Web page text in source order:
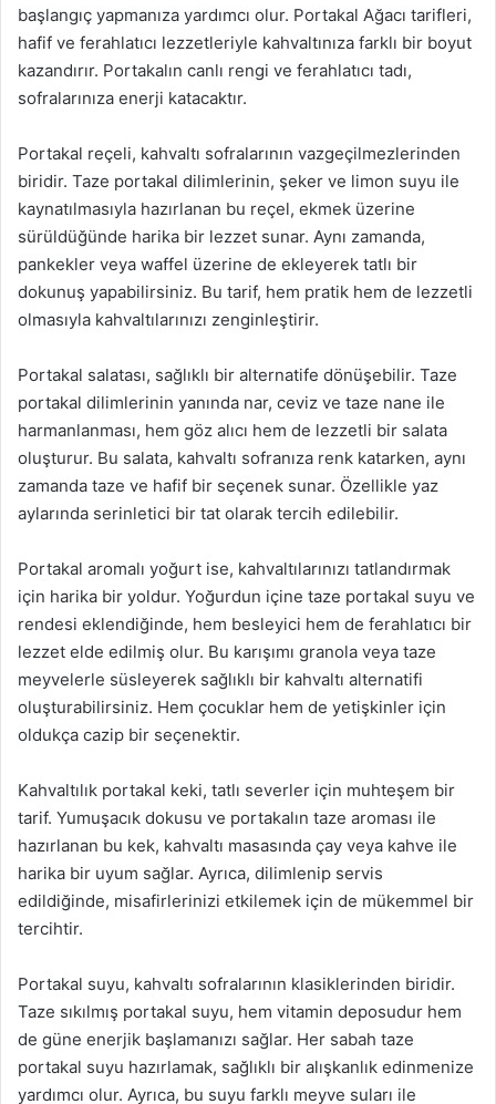
başlangıç yapmanıza yardımcı olur. Portakal Ağacı tarifleri,
hafif ve ferahlatıcı lezzetleriyle kahvaltınıza farklı bir boyut
kazandırır. Portakalın canlı rengi ve ferahlatıcı tadı,
sofralarınıza enerji katacaktır.
Portakal reçeli, kahvaltı sofralarının vazgeçilmezlerinden
biridir. Taze portakal dilimlerinin, şeker ve limon suyu ile
kaynatılmasıyla hazırlanan bu reçel, ekmek üzerine
sürüldüğünde harika bir lezzet sunar. Aynı zamanda,
pankekler veya waffel üzerine de ekleyerek tatlı bir
dokunuş yapabilirsiniz. Bu tarif, hem pratik hem de lezzetli
olmasıyla kahvaltılarınızı zenginleştirir.
Portakal salatası, sağlıklı bir alternatife dönüşebilir. Taze
portakal dilimlerinin yanında nar, ceviz ve taze nane ile
harmanlanması, hem göz alıcı hem de lezzetli bir salata
oluşturur. Bu salata, kahvaltı sofranıza renk katarken, aynı
zamanda taze ve hafif bir seçenek sunar. Özellikle yaz
aylarında serinletici bir tat olarak tercih edilebilir.
Portakal aromalı yoğurt ise, kahvaltılarınızı tatlandırmak
için harika bir yoldur. Yoğurdun içine taze portakal suyu ve
rendesi eklendiğinde, hem besleyici hem de ferahlatıcı bir
lezzet elde edilmiş olur. Bu karışımı granola veya taze
meyvelerle süsleyerek sağlıklı bir kahvaltı alternatifi
oluşturabilirsiniz. Hem çocuklar hem de yetişkinler için
oldukça cazip bir seçenektir.
Kahvaltılık portakal keki, tatlı severler için muhteşem bir
tarif. Yumuşacık dokusu ve portakalın taze aroması ile
hazırlanan bu kek, kahvaltı masasında çay veya kahve ile
harika bir uyum sağlar. Ayrıca, dilimlenip servis
edildiğinde, misafirlerinizi etkilemek için de mükemmel bir
tercihtir.
Portakal suyu, kahvaltı sofralarının klasiklerinden biridir.
Taze sıkılmış portakal suyu, hem vitamin deposudur hem
de güne enerjik başlamanızı sağlar. Her sabah taze
portakal suyu hazırlamak, sağlıklı bir alışkanlık edinmenize
yardımcı olur. Ayrıca, bu suyu farklı meyve suları ile